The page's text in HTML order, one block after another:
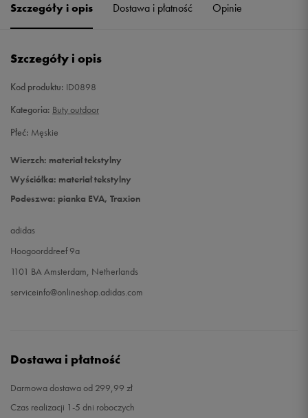
46 2/3 30 cm
Szczegóły i opis Dostawa i płatność Opinie
Szczegóły i opis
Kod produktu: ID0898
Kategoria: Buty outdoor
Płeć: Męskie
Wierzch: materiał tekstylny
Wyściółka: materiał tekstylny
Podeszwa: pianka EVA, Traxion
adidas
Hoogoorddreef 9a
1101 BA Amsterdam, Netherlands
serviceinfo@onlineshop.adidas.com
Dostawa i płatność
Darmowa dostawa od 299,99 zł
Czas realizacji 1-5 dni roboczych